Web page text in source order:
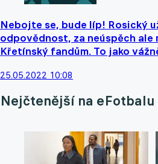
Nebojte se, bude líp! Rosický
odpovědnost, za neúspěch ale
Křetínský fandům. To jako
25.05.2022 10:08
Nejčtenější na eFotbalu